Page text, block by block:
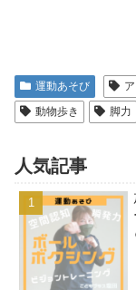
運動あそび
動物歩き
脚力
人気記事